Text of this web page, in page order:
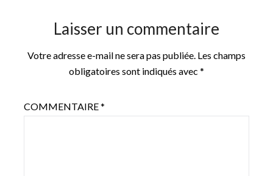
Laisser un commentaire
Votre adresse e-mail ne sera pas publiée. Les champs
obligatoires sont indiqués avec *
COMMENTAIRE*